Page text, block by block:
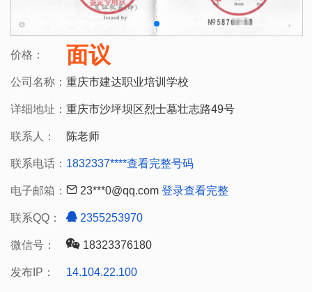
价格： 面议
公司名称： 重庆市建达职业培训学校
详细地址： 重庆市沙坪坝区烈士墓壮志路49号
联系人： 陈老师
联系电话： 1832337****查看完整号码
电子邮箱： 23***0@qq.com 登录查看完整
联系QQ： 2355253970
微信号： 18323376180
发布IP： 14.104.22.100